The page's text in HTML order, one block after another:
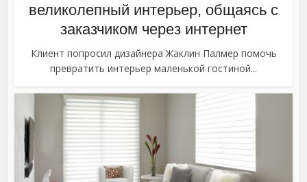
великолепный интерьер, общаясь с
заказчиком через интернет
Клиент попросил дизайнера Жаклин Палмер помочь
превратить интерьер маленькой гостиной...